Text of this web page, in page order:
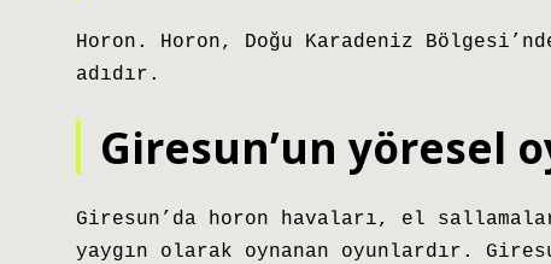
Horon. Horon, Doğu Karadeniz
adıdır.
Giresun’un yöresel
Giresun’da horon havaları, el
yaygın olarak oynanan oyunlardır.